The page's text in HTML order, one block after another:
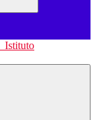
Istituto